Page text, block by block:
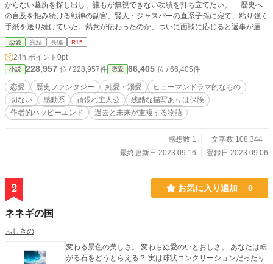
からない墓所を探し出し、誰もが無視できない功績を打ち立てたい。 歴史へ
の言及を拒み続ける戦神の副官、賢人・ジャスパーの直系子孫に宛て、粘り強く
手紙を送り続けていた。熱意が伝わったのか、ついに面談に応じると返事が届
く。 エイダは乗り物酔いに必死に耐えながら、一路、伝説が生まれた舞台の
北部「ヘイヴン」へと向かった。 当主に出された奇妙な条件に従い、ヘイヴ
ンに留まるうちに巻き込まれた、ヘイヴン家の孫・レナルドとの婚約騒動。レナ
ルドと共に厳重に隠されていた歴史を紐解く時間が、エイダの心にレナルドとの
確かな絆と変化をもたらしていく。 辿り着いた歴史の真実に、エイダは本当
に求める自分の道を見つけた。 1900年代の架空の世界を舞台に、美しく残酷
な歴史を辿る愛の物語。
恋愛 完結 長編 R15
24h.ポイント 0pt
小説 228,957 位 / 228,957件 恋愛 66,405 位 / 66,405件
恋愛 歴史ファンタジー 純愛・溺愛
ヒューマンドラマ的なもの
切ない
感動系 頑張れ主人公
残酷な描写ありは保険
作者的ハッピーエンド
過去と未来が重複する物語
感想数 1
文字数 108,344
最終更新日 2023.09.16
登録日 2023.09.06
2 お気に入り追加 0
ネネギの国
ふしきの
変わる景色の美しさ。 変わらぬ愛のいとおしさ。 あなたは転
がる石をどうとらえる？ 実は球状コンクリーションだったり